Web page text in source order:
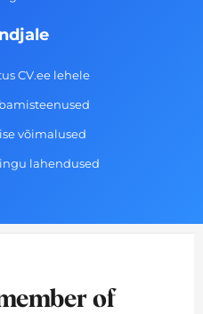
CV.ee lehele
võimalused
lahendused
of